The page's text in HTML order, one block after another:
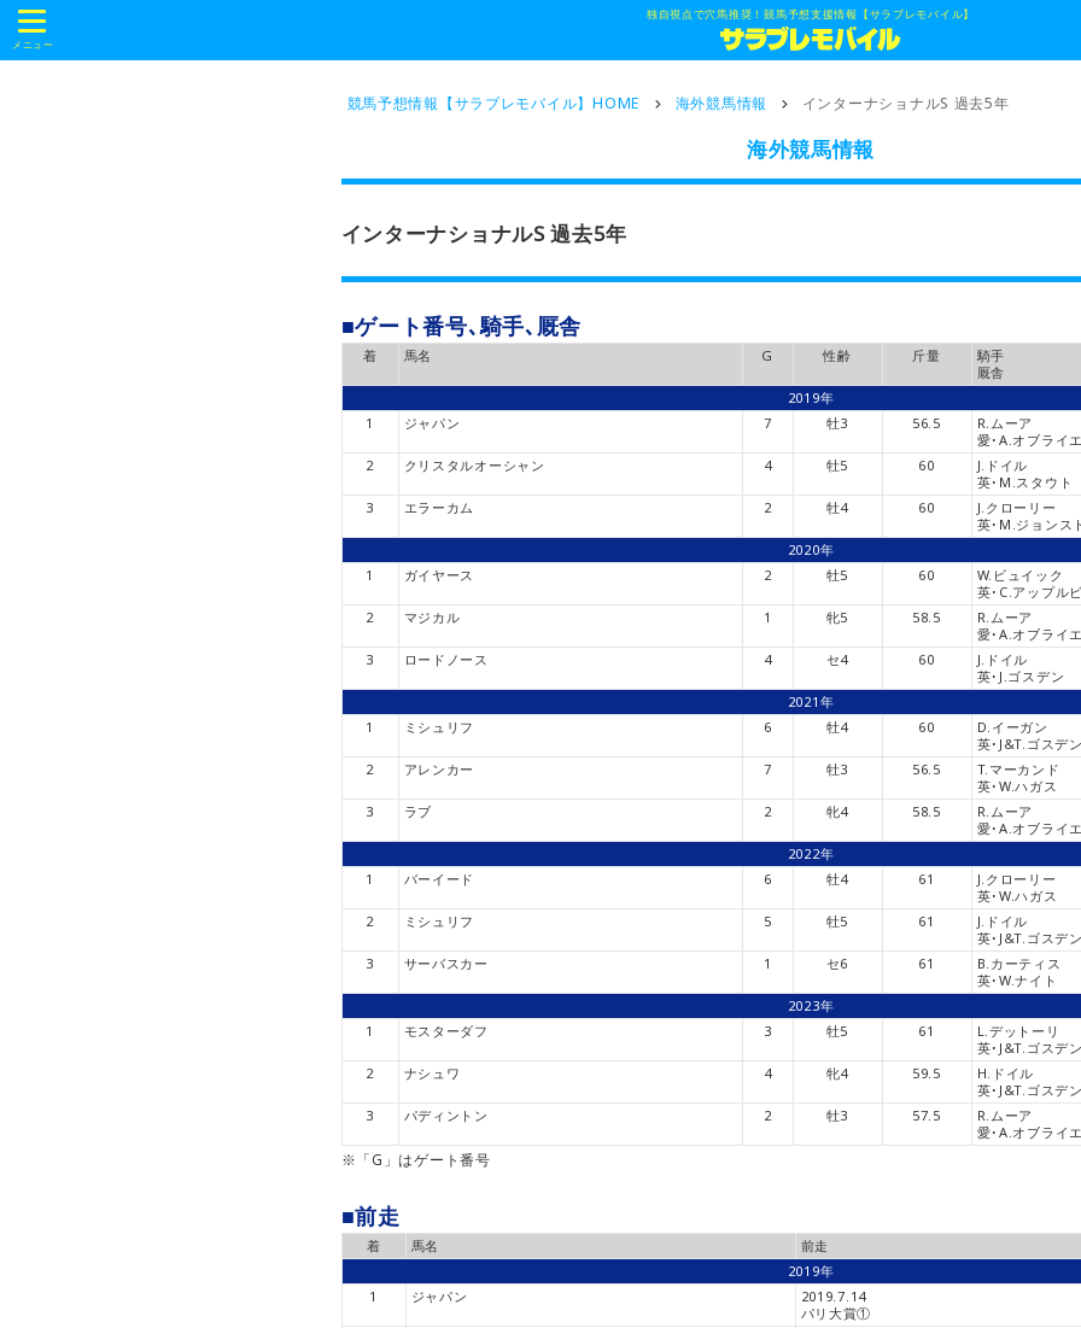
独自視点で穴馬推奨！競馬予想支援情報【サラブレモバイル】
t
o
g
メニュー
競馬予想情報【サラブレモバイル】HOME 海外競馬情報 インターナショナルS 過去5年
海外競馬情報
インターナショナルS 過去5年
■ゲート番号､騎手､厩舎
着 馬名 G 性齢 斤量
騎手
厩舎
2019年
1
ジャパン 7 牡3 56.5
R.ムーア
愛･A.オブライ
2
クリスタルオーシャン 4 牡5 60
J.ドイル
英･M.スタウト
3
エラーカム 2 牡4 60
J.クローリー
英･M.ジョンス
2020年
1
ガイヤース 2 牡5 60
W.ビュイック
英･C.アップル
2
マジカル 1 牝5 58.5
R.ムーア
愛･A.オブライ
3
ロードノース 4 セ4 60
J.ドイル
英･J.ゴスデン
2021年
1
ミシュリフ 6 牡4 60
D.イーガン
英･J&T.ゴスデ
2
アレンカー 7 牡3 56.5
T.マーカンド
英･W.ハガス
3
ラブ 2 牝4 58.5
R.ムーア
愛･A.オブライ
2022年
1
バーイード 6 牡4 61
J.クローリー
英･W.ハガス
2
ミシュリフ 5 牡5 61
J.ドイル
英･J&T.ゴスデ
3
サーバスカー 1 セ6 61
B.カーティス
英･W.ナイト
2023年
1
モスターダフ 3 牡5 61
L.デットーリ
英･J&T.ゴスデ
2
ナシュワ 4 牝4 59.5
H.ドイル
英･J&T.ゴスデ
3
パディントン 2 牡3 57.5
R.ムーア
愛･A.オブライ
※「G」はゲート番号
■前走
着 馬名
前走
2019年
1
ジャパン
2019.7.14
パリ大賞①